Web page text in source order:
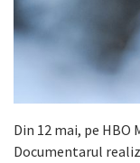
Din 12 mai, pe HBO
Documentarul